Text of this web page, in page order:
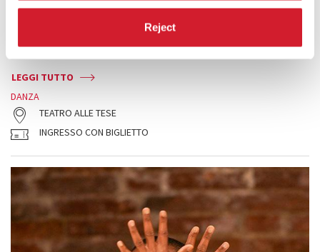
Reject
Un incontro fra danzatori che impiegando schemi di movimento
ripetitivi e ciclici, evoca un’atmosfera ipnotica che altera la nostra
LEGGI TUTTO
DANZA
TEATRO ALLE TESE
INGRESSO CON BIGLIETTO